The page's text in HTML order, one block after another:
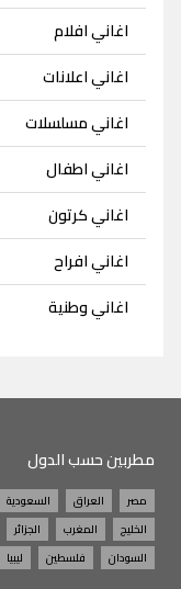
اغاني افلام
اغاني اعلانات
اغاني مسلسلات
اغاني اطفال
اغاني كرتون
اغاني افراح
اغاني وطنية
مطربين حسب الدول
مصر العراق السعودية
الخليج
المغرب الجزائر
السودان
فلسطين ليبيا